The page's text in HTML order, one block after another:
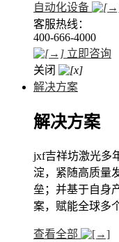
自动化设备
客服热线：
400-666-4000
立即咨询
关闭
解决方案
解决方案
jxf吉祥坊激光多
淀，紧随高质量
垒；并基于自身
案，赋能全球多
查看全部